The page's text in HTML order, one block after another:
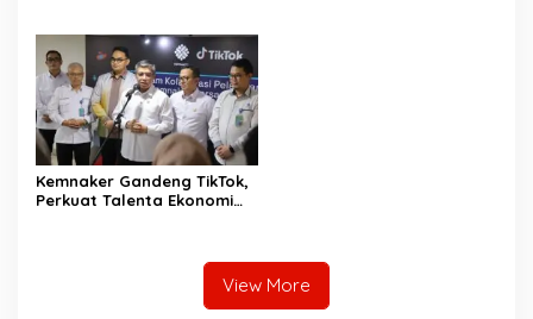
Kemnaker Gandeng TikTok,
Perkuat Talenta Ekonomi
View More